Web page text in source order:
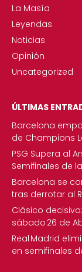
La Masía
Leyendas
Noticias
Opinión
Uncategorized
ÚLTIMAS
Barcelona
de Champions
PSG Supera al
Semifinales de
Barcelona se
tras derrotar al
Clásico
sábado 26 de
Real Madrid
en semifinales